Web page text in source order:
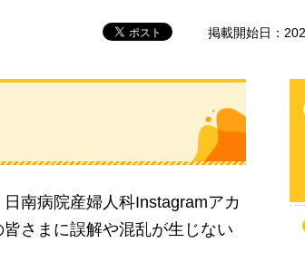
掲載開始日：
南病院産婦人科Instagramアカ
さまに誤解や混乱が生じない